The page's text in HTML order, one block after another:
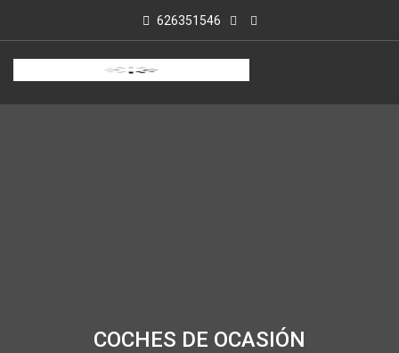
626351546
COCHES DE OCASIÓN